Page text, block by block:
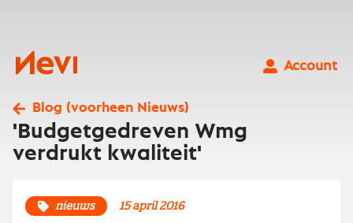
Nevi
Account
Blog (voorheen Nieuws)
'Budgetgedreven Wmg
verdrukt kwaliteit'
nieuws 15 april 2016